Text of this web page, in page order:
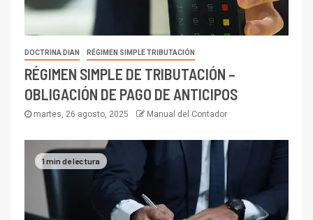
DOCTRINA DIAN RÉGIMEN SIMPLE TRIBUTACIÓN
RÉGIMEN SIMPLE DE TRIBUTACIÓN –
OBLIGACIÓN DE PAGO DE ANTICIPOS
martes, 26 agosto, 2025 Manual del Contador
1 min de lectura